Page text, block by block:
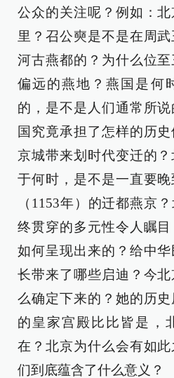
公众的关注呢？例如：
里？召公奭是不是在周
河古燕都的？为什么位
偏远的燕地？燕国是何
的，是不是人们通常所
国究竟承担了怎样的历
京城带来划时代变迁的
于何时，是不是一直要
（1153年）的迁都燕京
终贯穿的多元性令人瞩
如何呈现出来的？给中
长带来了哪些启迪？今
么确定下来的？她的历
的皇家宫殿比比皆是，
在？北京为什么会有如
们到底蕴含了什么意义？